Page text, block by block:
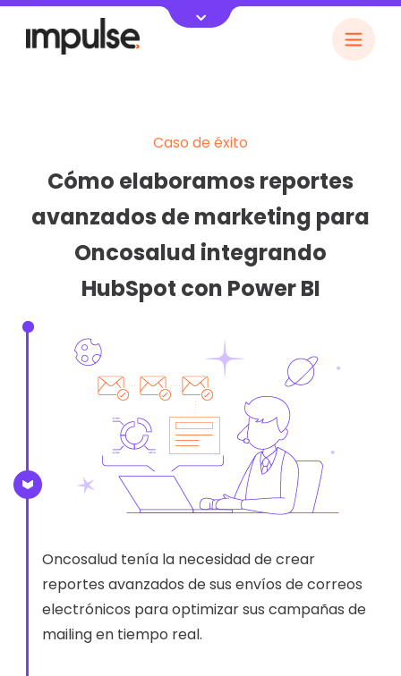
Caso de éxito
Cómo elaboramos reportes
avanzados de marketing para
Oncosalud integrando
HubSpot con Power BI
Oncosalud tenía la necesidad de crear
reportes avanzados de sus envíos de correos
electrónicos para optimizar sus campañas de
mailing en tiempo real.